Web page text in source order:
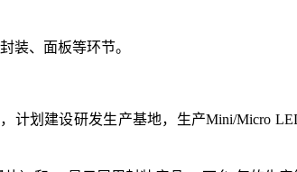
装、面板等环节。
计划建设研发生产基地，生产Mini/Micro